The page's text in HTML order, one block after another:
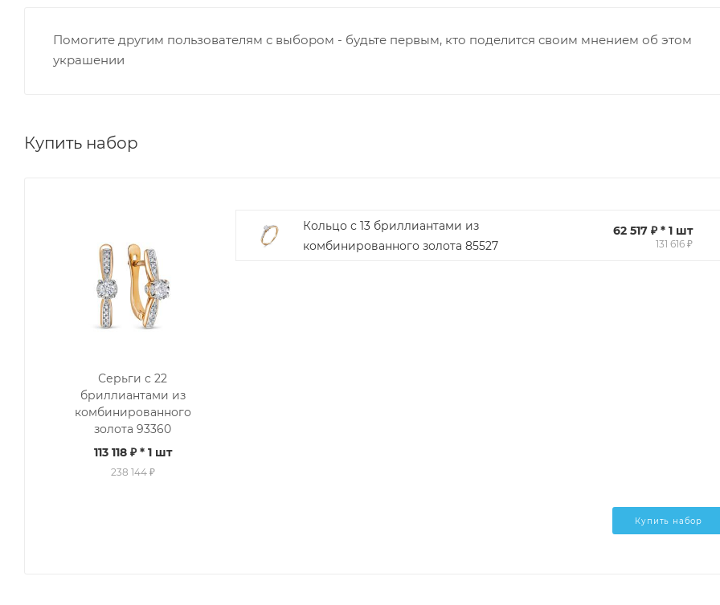
Помогите другим пользователям с выбором - будьте первым, кто поделится своим мнением об этом
украшении
Купить набор
Серьги с 22
бриллиантами из
комбинированного
золота 93360
113 118 ₽* 1 шт
238 144 ₽
Кольцо с 13 бриллиантами из
комбинированного золота 85527
62 517 ₽ * 1 шт
131 616 ₽
Купить набор